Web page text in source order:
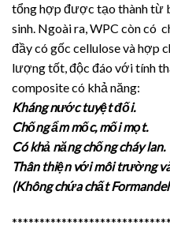
tổng hợp được tạo thành từ
sinh. Ngoài ra, WPC còn có
đầy có gốc cellulose và hợp
lượng tốt, độc đáo với tính
composite có khả năng:
Kháng nước tuyệt đối.
Chống ẩm mốc, mối mọt.
Có khả năng chống cháy lan.
Thân thiện với môi trường
(Không chứa chất